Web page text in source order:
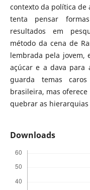
contexto da política de
tenta pensar
resultados em
método da cena de
lembrada pela jovem,
açúcar e a dava para
guarda temas
brasileira, mas
quebrar as hierarquias
Downloads